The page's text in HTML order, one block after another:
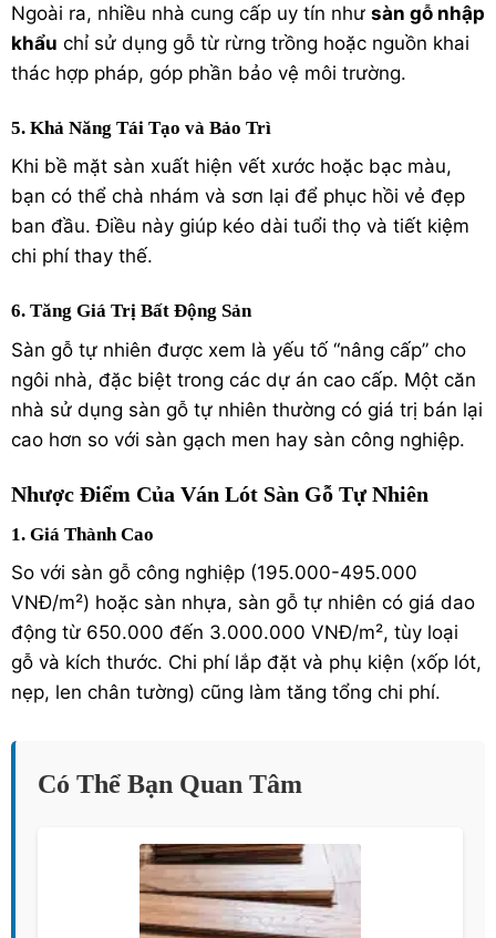
Ngoài ra, nhiều nhà cung cấp uy tín như sàn gỗ nhập
khẩu chỉ sử dụng gỗ từ rừng trồng hoặc nguồn khai
thác hợp pháp, góp phần bảo vệ môi trường.
5. Khả Năng Tái Tạo và Bảo Trì
Khi bề mặt sàn xuất hiện vết xước hoặc bạc màu,
bạn có thể chà nhám và sơn lại để phục hồi vẻ đẹp
ban đầu. Điều này giúp kéo dài tuổi thọ và tiết kiệm
chi phí thay thế.
6. Tăng Giá Trị Bất Động Sản
Sàn gỗ tự nhiên được xem là yếu tố “nâng cấp” cho
ngôi nhà, đặc biệt trong các dự án cao cấp. Một căn
nhà sử dụng sàn gỗ tự nhiên thường có giá trị bán lại
cao hơn so với sàn gạch men hay sàn công nghiệp.
Nhược Điểm Của Ván Lót Sàn Gỗ Tự Nhiên
1. Giá Thành Cao
So với sàn gỗ công nghiệp (195.000-495.000
VNĐ/m²) hoặc sàn nhựa, sàn gỗ tự nhiên có giá dao
động từ 650.000 đến 3.000.000 VNĐ/m², tùy loại
gỗ và kích thước. Chi phí lắp đặt và phụ kiện (xốp lót,
nẹp, len chân tường) cũng làm tăng tổng chi phí.
Có Thể Bạn Quan Tâm